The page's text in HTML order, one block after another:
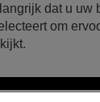
dat u uw
om